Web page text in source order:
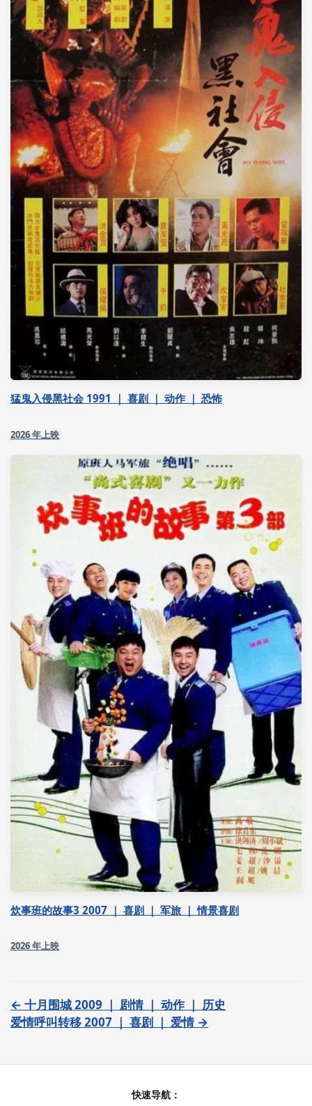
猛鬼入侵黑社会 1991 ｜ 喜剧 ｜ 动作 ｜ 恐怖
2026 年上映
炊事班的故事3 2007 ｜ 喜剧 ｜ 军旅 ｜ 情景喜剧
2026 年上映
← 十月围城 2009 ｜ 剧情 ｜ 动作 ｜ 历史
爱情呼叫转移 2007 ｜ 喜剧 ｜ 爱情 →
快速导航：